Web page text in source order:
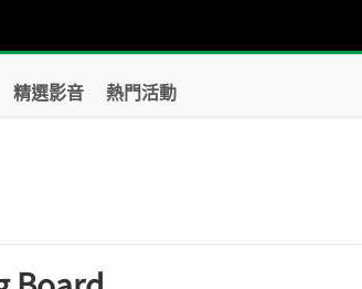
精選影音 熱門活動